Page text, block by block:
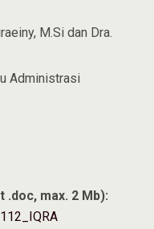
M.Si dan Dra.
Administrasi
max. 2 Mb):